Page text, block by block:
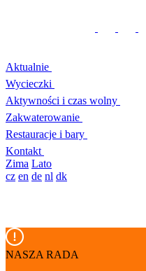
Aktualnie
Wycieczki
Aktywności i czas wolny
Zakwaterowanie
Restauracje i bary
Kontakt
Zima Lato
cz en de nl dk
NASZA RADA